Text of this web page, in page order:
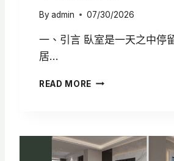
Byadmin 07/30/2026
一、引言 臥室是一天之中停
居…
READ MORE 臥
計